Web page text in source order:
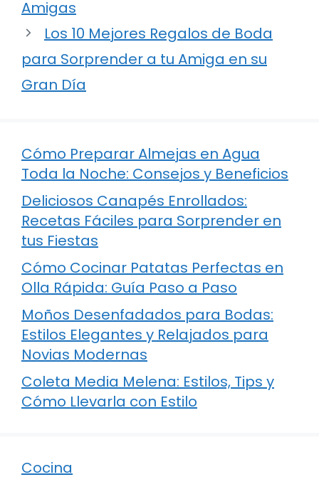
Amigas
Los 10 Mejores Regalos de Boda
para Sorprender a tu Amiga en su
Gran Día
Cómo Preparar Almejas en Agua
Toda la Noche: Consejos y Beneficios
Deliciosos Canapés Enrollados:
Recetas Fáciles para Sorprender en
tus Fiestas
Cómo Cocinar Patatas Perfectas en
Olla Rápida: Guía Paso a Paso
Moños Desenfadados para Bodas:
Estilos Elegantes y Relajados para
Novias Modernas
Coleta Media Melena: Estilos, Tips y
Cómo Llevarla con Estilo
Cocina